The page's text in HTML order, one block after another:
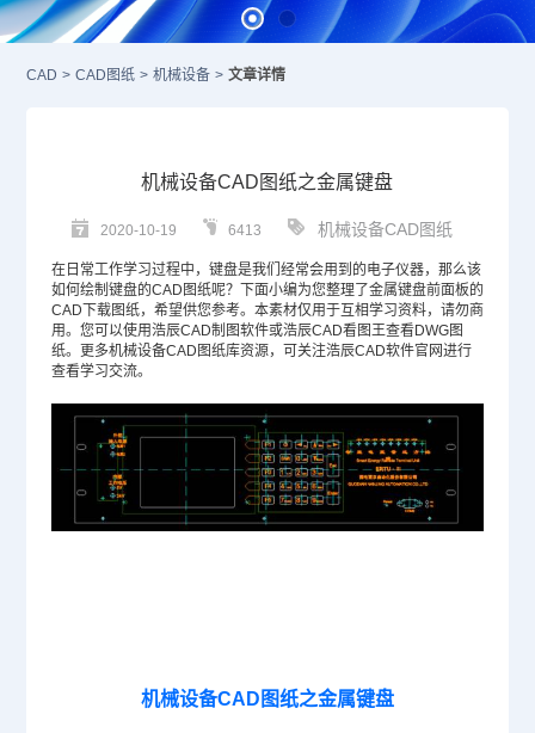
CAD > CAD图纸 > 机械设备 > 文章详情
机械设备CAD图纸之金属键盘
2020-10-19 6413 机械设备CAD图纸
在日常工作学习过程中，键盘是我们经常会用到的电子仪器，那么该
如何绘制键盘的CAD图纸呢？下面小编为您整理了金属键盘前面板的
CAD 下载图纸，希望供您参考。本素材仅用于互相学习资料，请勿商
用。您可以使用浩辰CAD制图软件或浩辰CAD看图王查看DWG图
纸。更多机械设备CAD图纸库资源，可关注浩辰CAD软件官网进行
查看学习交流。
机械设备CAD图纸之金属键盘